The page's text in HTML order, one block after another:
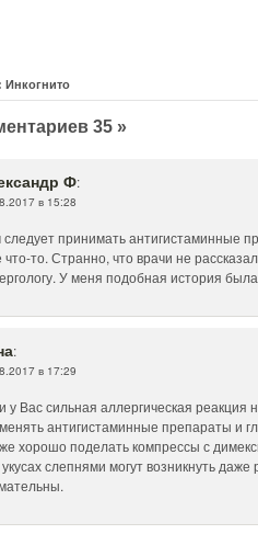
Инкогнито
35 »
Ф:
в 15:28
принимать антигистаминные
то. Странно, что врачи не
У меня подобная история
:
в 17:29
у Вас сильная аллергическая реакция
антигистаминные препараты и
хорошо поделать компрессы с
слепнями могут возникнуть